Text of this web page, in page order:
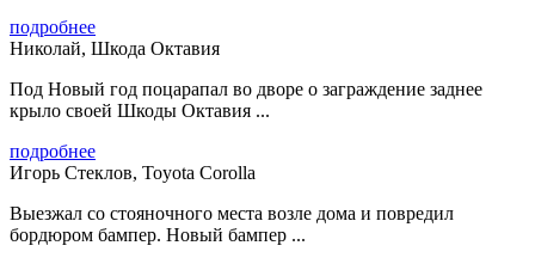
подробнее
Николай, Шкода Октавия
Под Новый год поцарапал во дворе о заграждение заднее
крыло своей Шкоды Октавия ...
подробнее
Игорь Стеклов, Toyota Corolla
Выезжал со стояночного места возле дома и повредил
бордюром бампер. Новый бампер ...